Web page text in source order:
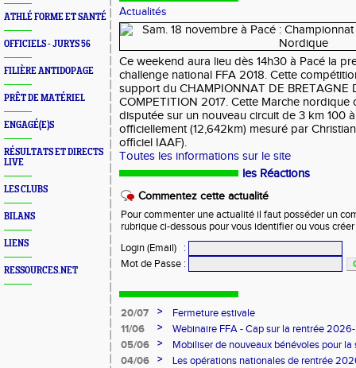
ATHLÉ FORME ET SANTÉ
OFFICIELS - JURYS 56
FILIÈRE ANTIDOPAGE
PRÊT DE MATÉRIEL
ENGAGÉ(E)S
RÉSULTATS ET DIRECTS
LIVE
LES CLUBS
BILANS
LIENS
RESSOURCES.NET
Actualités
Ce weekend aura lieu dès 14h30 à Pacé la
challenge national FFA 2018. Cette
support du CHAMPIONNAT DE BRETAGNE
COMPETITION 2017. Cette Marche nordique
disputée sur un nouveau circuit de 3 km 100
officiellement (12,642km) mesuré par
officiel IAAF).
Toutes les informations sur le site
les Réactions
Commentez cette actualité
Pour commenter une actualité il faut posséder un
rubrique ci-dessous pour vous identifier ou vous
Login (Email)
:
Mot de Passe :
20/07 >
Fermeture estivale
11/06
>
Webinaire FFA - Cap sur la rentrée
05/06
>
Mobiliser de nouveaux bénévoles pour
04/06
>
Les opérations nationales de rentrée